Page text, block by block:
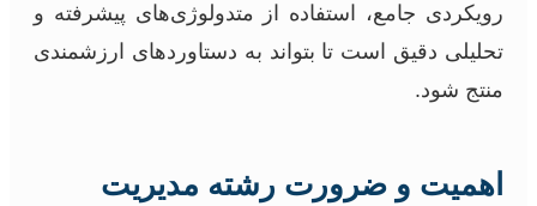
رویکردی جامع، استفاده از متدولوژی‌های پیشرفته و
تحلیلی دقیق است تا بتواند به دستاوردهای ارزشمندی
منتج شود.
اهمیت و ضرورت رشته مدیریت